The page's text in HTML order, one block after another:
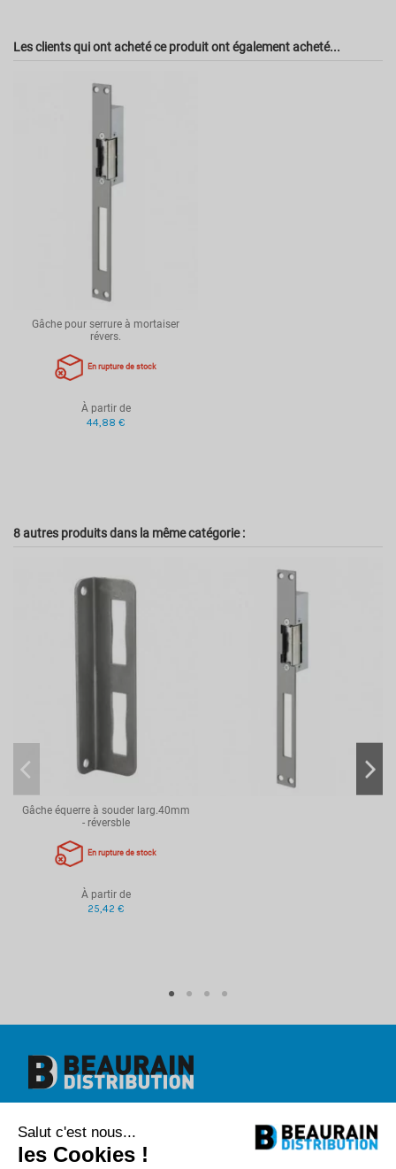
Les clients qui ont acheté ce produit ont également acheté...
Gâche pour serrure à mortaiser
révers.
En rupture de stock
À partir de
44,88 €
8 autres produits dans la même catégorie :
Gâche équerre à souder larg.40mm
- réversble
En rupture de stock
À partir de
25,42 €
1 rue de l'abbé Caron
BP 40020
80390 Fressenneville
Salut c'est nous...
les Cookies !